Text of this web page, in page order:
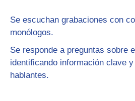
Se escuchan grabaciones con
monólogos.
Se responde a preguntas sobre
identificando información clave
hablantes.